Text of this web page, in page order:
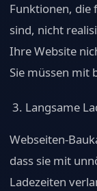
Funktionen, die
sind, nicht
Ihre Website
Sie müssen mit
Langsame
Webseiten-
dass sie mit
Ladezeiten